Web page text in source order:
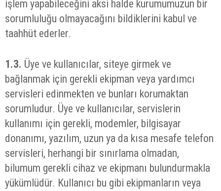
işlem yapabileceğini aksi halde kurumumuzun bir
sorumluluğu olmayacağını bildiklerini kabul ve
taahhüt ederler.
1.3. Üye ve kullanıcılar, siteye girmek ve
bağlanmak için gerekli ekipman veya yardımcı
servisleri edinmekten ve bunları korumaktan
sorumludur. Üye ve kullanıcılar, servislerin
kullanımı için gerekli, modemler, bilgisayar
donanımı, yazılım, uzun ya da kısa mesafe telefon
servisleri, herhangi bir sınırlama olmadan,
bilumum gerekli cihaz ve ekipmanı bulundurmakla
yükümlüdür. Kullanıcı bu gibi ekipmanların veya